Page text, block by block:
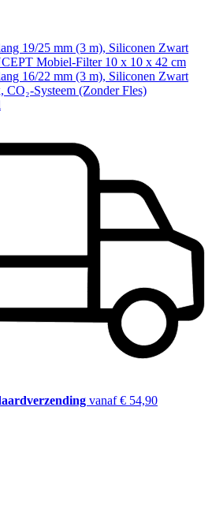
19/25 mm (3 m), Siliconen Zwart
Mobiel-Filter 10 x 10 x 42 cm
16/22 mm (3 m), Siliconen Zwart
Systeem (Zonder Fles)
vanaf € 54,90